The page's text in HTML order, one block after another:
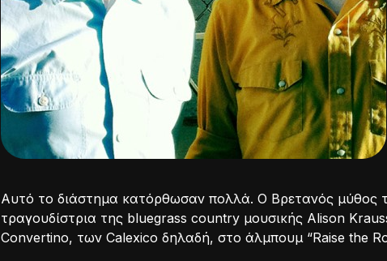
Αυτό το διάστημα κατόρθωσαν πολλά. Ο Βρετανός μύθος
τραγουδίστρια της bluegrass country μουσικής Alison
Convertino, των Calexico δηλαδή, στο άλμπουμ “Raise the